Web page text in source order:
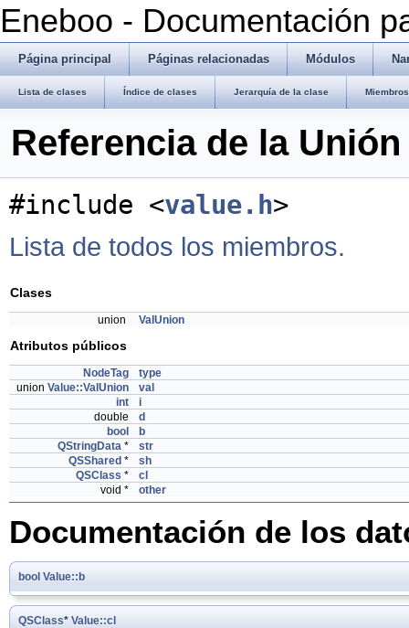
Eneboo - Documentación
Página principal Páginas relacionadas Módulos
Lista de clases Índice de clases Jerarquía de la clase
Referencia de la Unión
#include <value.h>
Lista de todos los miembros.
Clases
union ValUnion
Atributos públicos
NodeTag
type
union Value::ValUnion
val
int
i
double
d
bool
b
QStringData *
str
QSShared *
sh
QSClass *
cl
void *
other
Documentación de los
bool Value::b
QSClass* Value::cl